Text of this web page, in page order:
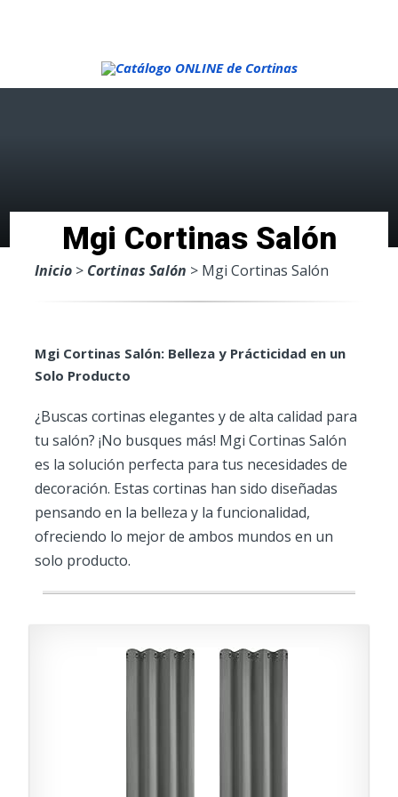
Mgi Cortinas Salón
Inicio> Cortinas Salón > Mgi Cortinas Salón
Mgi Cortinas Salón: Belleza y Prácticidad en un
Solo Producto
¿Buscas cortinas elegantes y de alta calidad para
tu salón? ¡No busques más! Mgi Cortinas Salón
es la solución perfecta para tus necesidades de
decoración. Estas cortinas han sido diseñadas
pensando en la belleza y la funcionalidad,
ofreciendo lo mejor de ambos mundos en un
solo producto.